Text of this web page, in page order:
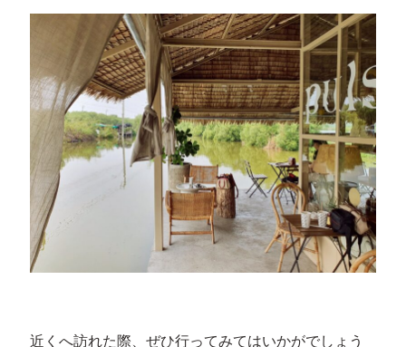
近くへ訪れた際、ぜひ行ってみてはいかがでしょう